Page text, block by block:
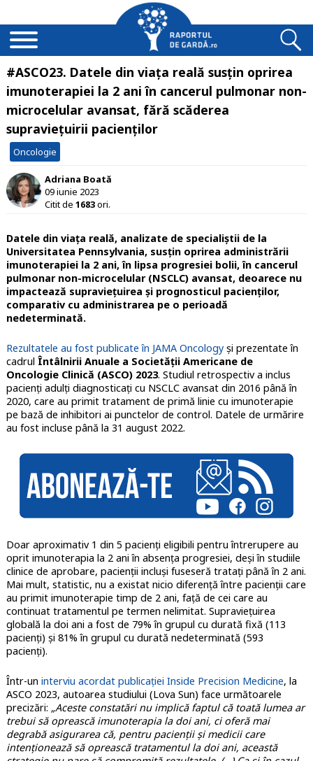
#ASCO23. Datele din viața reală susțin oprirea
imunoterapiei la 2 ani în cancerul pulmonar non-
microcelular avansat, fără scăderea
supraviețuirii pacienților
Oncologie
Adriana Boată
09 iunie 2023
Citit de 1683ori.
Datele din viața reală, analizate de specialiștii de la
Universitatea Pennsylvania, susțin oprirea administrării
imunoterapiei la 2 ani, în lipsa progresiei bolii, în cancerul
pulmonar non-microcelular (NSCLC) avansat, deoarece nu
impactează supraviețuirea și prognosticul pacienților,
comparativ cu administrarea pe o perioadă
nedeterminată.
Rezultatele au fost publicate în JAMA Oncologyși prezentate în
cadrul Întâlnirii Anuale a Societății Americane de
Oncologie Clinică (ASCO) 2023. Studiul retrospectiv a inclus
pacienți adulți diagnosticați cu NSCLC avansat din 2016 până în
2020, care au primit tratament de primă linie cu imunoterapie
pe bază de inhibitori ai punctelor de control. Datele de urmărire
au fost incluse până la 31 august 2022.
Doar aproximativ 1 din 5 pacienți eligibili pentru întrerupere au
oprit imunoterapia la 2 ani în absența progresiei, deși în studiile
clinice de aprobare, pacienții incluși fuseseră tratați până în 2 ani.
Mai mult, statistic, nu a existat nicio diferență între pacienții care
au primit imunoterapie timp de 2 ani, față de cei care au
continuat tratamentul pe termen nelimitat. Supraviețuirea
globală la doi ani a fost de 79% în grupul cu durată fixă (113
pacienți) și 81% în grupul cu durată nedeterminată (593
pacienți).
Într-un interviu acordat publicației Inside Precision Medicine, la
ASCO 2023, autoarea studiului (Lova Sun) face următoarele
precizări: „Aceste constatări nu implică faptul că toată lumea ar
trebui să oprească imunoterapia la doi ani, ci oferă mai
degrabă asigurarea că, pentru pacienții și medicii care
intenționează să oprească tratamentul la doi ani, această